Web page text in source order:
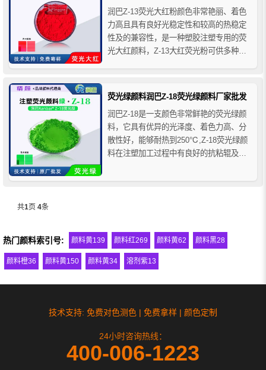
润巴Z-13荧光大红粉颜色非常艳丽、着色
力高且具有良好光稳定性和较高的热稳定
性及的兼容性，是一种塑胶注塑专用的荧
光大红颜料，Z-13大红荧光粉可供多种塑
洗。
荧光绿颜料润巴Z-18荧光绿颜料厂家批发
润巴Z-18是一支颜色非常鲜艳的荧光绿颜
料，它具有优异的光泽度、着色力高、分
散性好，能够耐热到250℃,Z-18荧光绿颜
料在注塑加工过程中有良好的抗粘辊及抗
应用于各种塑料注塑、吹塑、吹膜、挤
共1页 4条
热门颜料索引号: 颜料黄139 颜料红269 颜料黄62 颜料黑28
颜料橙36 颜料黄150 颜料黄34 溶剂紫13
技术支持: 免费对色测色 | 免费拿样 | 颜色定制
24小时咨询热线：
400-006-1223